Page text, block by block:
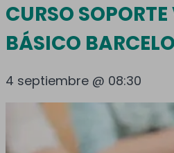
CURSO
BÁSICO
4 septiembre @ 08:30